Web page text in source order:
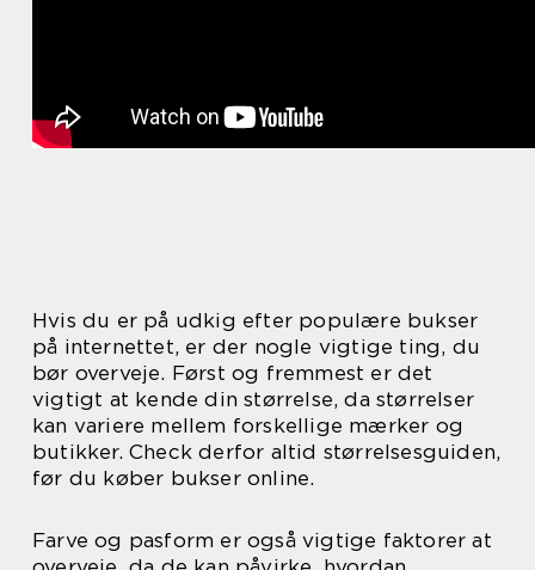
Hvis du er på udkig efter populære bukser
på internettet, er der nogle vigtige ting, du
bør overveje. Først og fremmest er det
vigtigt at kende din størrelse, da størrelser
kan variere mellem forskellige mærker og
butikker. Check derfor altid størrelsesguiden,
før du køber bukser online.
Farve og pasform er også vigtige faktorer at